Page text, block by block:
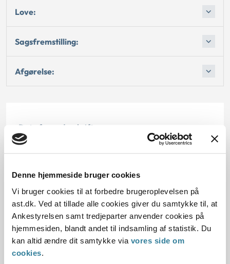
Denne hjemmeside bruger cookies
Vi bruger cookies til at forbedre brugeroplevelsen på
ast.dk. Ved at tillade alle cookies giver du samtykke til, at
Ankestyrelsen samt tredjeparter anvender cookies på
hjemmesiden, blandt andet til indsamling af statistik. Du
kan altid ændre dit samtykke via vores side om
cookies.
Love:
Sagsfremstilling:
Afgørelse:
Dato for underskrift
Offentliggørelsesdato
12.07.2013
Paragraf
§ 6 § 1 § 58